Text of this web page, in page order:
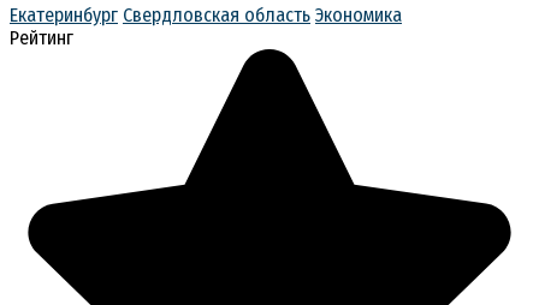
Екатеринбург Свердловская область Экономика
Рейтинг